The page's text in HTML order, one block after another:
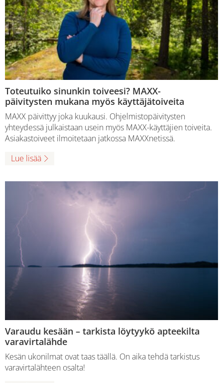
Toteutuiko sinunkin toiveesi? MAXX-
päivitysten mukana myös käyttäjätoiveita
MAXX päivittyy joka kuukausi. Ohjelmistopäivitysten
yhteydessä julkaistaan usein myös MAXX-käyttäjien toiveita.
Asiakastoiveet ilmoitetaan jatkossa MAXXnetissä.
Lue lisää
Varaudu kesään – tarkista löytyykö apteekilta
varavirtalähde
Kesän ukonilmat ovat taas täällä. On aika tehdä tarkistus
varavirtalähteen osalta!